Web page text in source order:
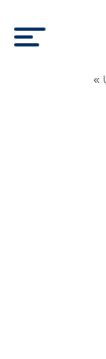
«